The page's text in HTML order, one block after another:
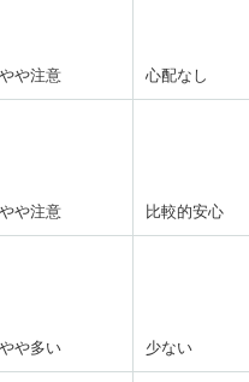
やや注意 心配なし
やや注意 比較的安心
やや多い 少ない